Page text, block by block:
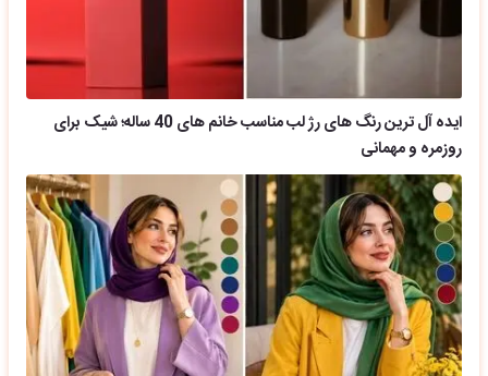
ایده آل ترین رنگ های رژ لب مناسب خانم های 40 ساله؛ شیک برای
روزمره و مهمانی